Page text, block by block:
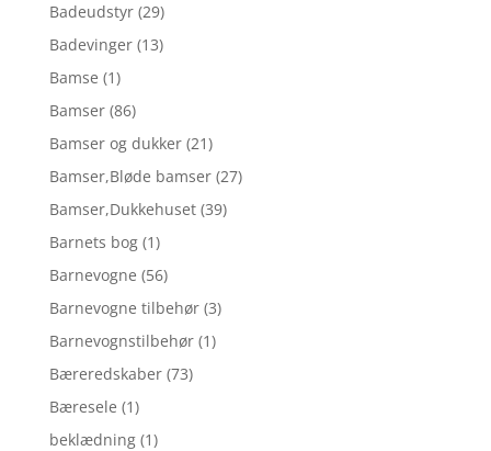
Badeudstyr (29)
Badevinger (13)
Bamse (1)
Bamser (86)
Bamser og dukker (21)
Bamser,Bløde bamser (27)
Bamser,Dukkehuset (39)
Barnets bog (1)
Barnevogne (56)
Barnevogne tilbehør (3)
Barnevognstilbehør (1)
Bæreredskaber (73)
Bæresele (1)
beklædning (1)